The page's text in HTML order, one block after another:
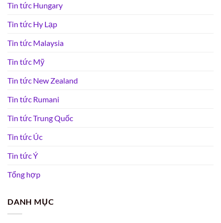
Tin tức Hungary
Tin tức Hy Lạp
Tin tức Malaysia
Tin tức Mỹ
Tin tức New Zealand
Tin tức Rumani
Tin tức Trung Quốc
Tin tức Úc
Tin tức Ý
Tổng hợp
DANH MỤC